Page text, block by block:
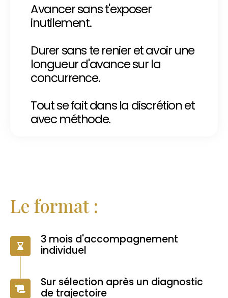
Avancer sans t'exposer
inutilement.
Durer sans te renier et avoir une
longueur d'avance sur la
concurrence.
Tout se fait dans la discrétion et
avec méthode.
Le format :
3 mois d'accompagnement
individuel
Sur sélection après un diagnostic
de trajectoire